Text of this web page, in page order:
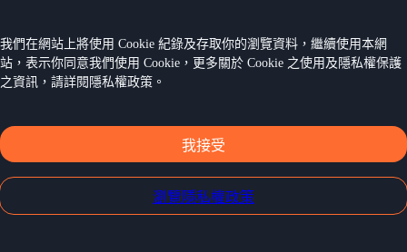
我們在網站上將使用 Cookie 紀錄及存取你的瀏覽資料，繼續使用本網
站，表示你同意我們使用 Cookie，更多關於 Cookie 之使用及隱私權保護
之資訊，請詳閱隱私權政策。
我接受
瀏覽隱私權政策